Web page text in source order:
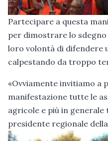
Partecipare a questa
per dimostrare lo
loro volontà di difendere
calpestando da troppo
«Ovviamente invitiamo a
manifestazione tutte le
agricole e più in
presidente regionale della